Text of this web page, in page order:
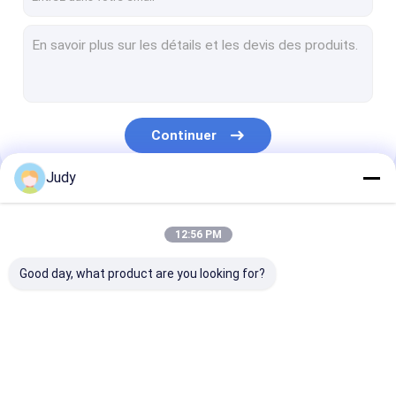
Correction faite sur commande d'habillement
Corrections de vêtement
Labels en caoutchouc de silicone
Continuer
Nos Catégories
Judy
12:56 PM
Good day, what product are you looking for?